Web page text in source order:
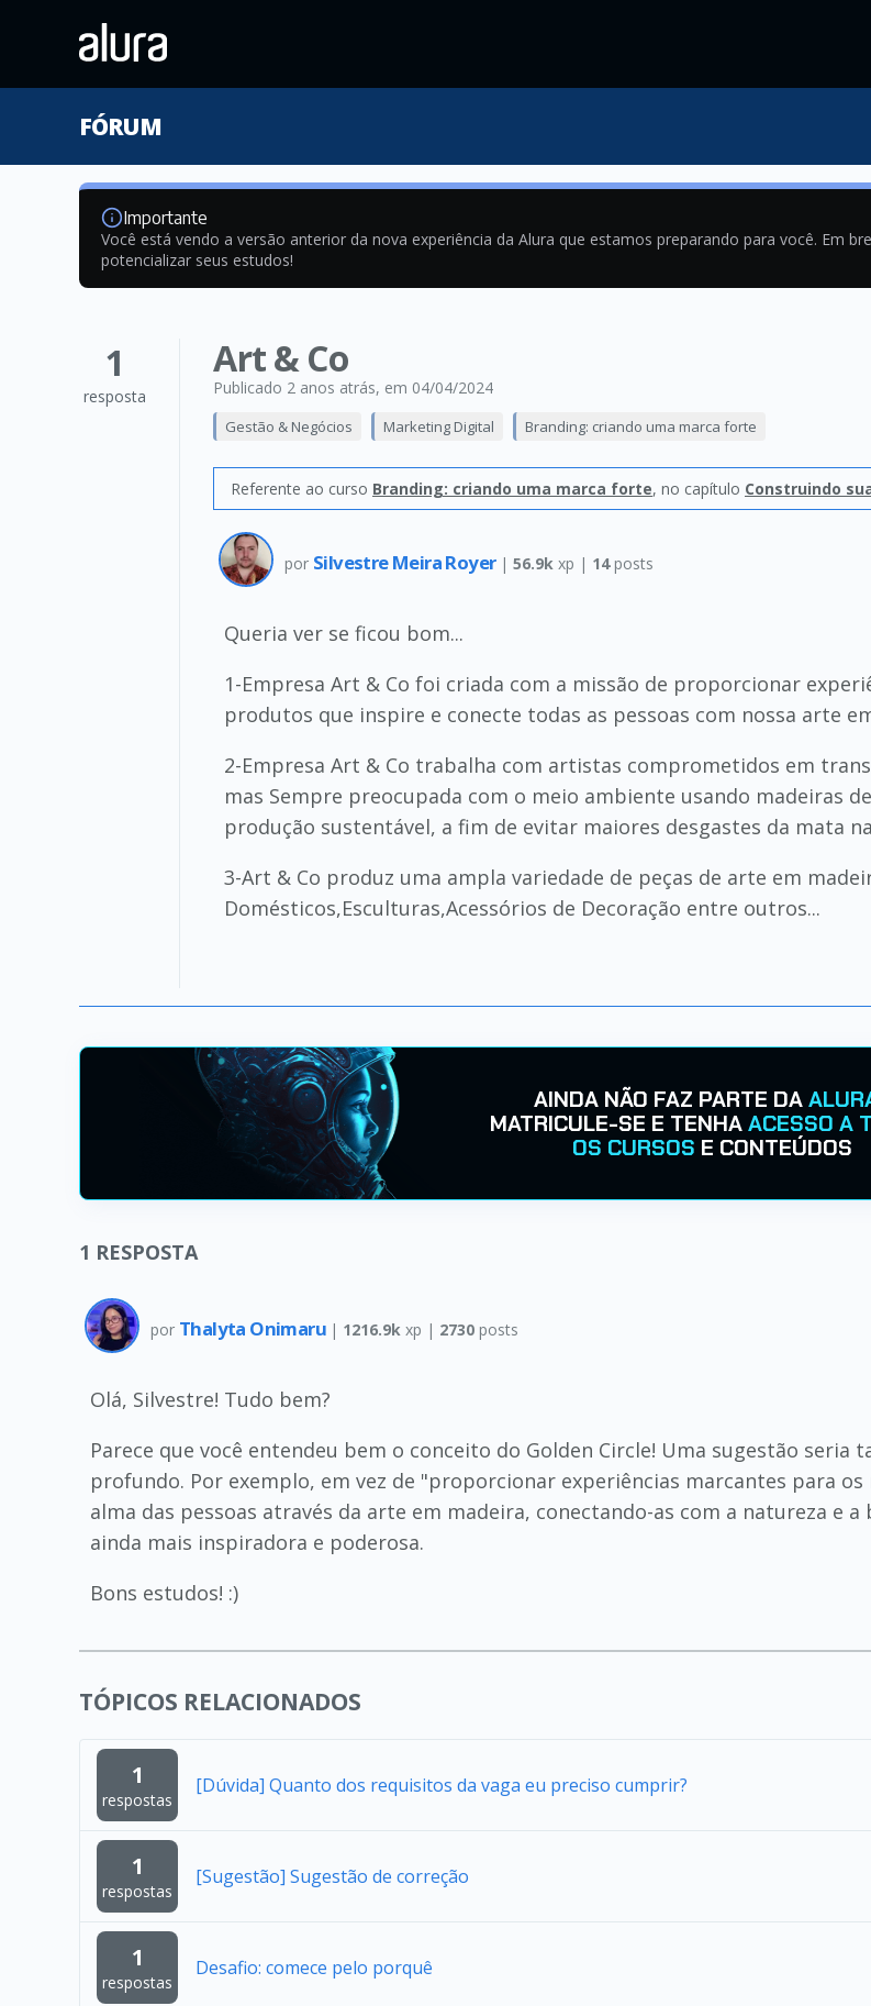
FÓRUM
Importante
Você está vendo a versão anterior da nova experiência da Alura que estamos preparando para você. Em
potencializar seus estudos!
1
resposta
Art & Co
Publicado 2 anos atrás, em 04/04/2024
Gestão & Negócios Marketing Digital Branding: criando uma marca forte
Referente ao curso Branding: criando uma marca forte, no capítulo Construindo
por Silvestre Meira Royer | 56.9k xp | 14posts
Queria ver se ficou bom...
1-Empresa Art & Co foi criada com a missão de proporcionar
produtos que inspire e conecte todas as pessoas com nossa arte
2-Empresa Art & Co trabalha com artistas comprometidos em
mas Sempre preocupada com o meio ambiente usando madeiras
produção sustentável, a fim de evitar maiores desgastes da mata
3-Art & Co produz uma ampla variedade de peças de arte em
Domésticos,Esculturas,Acessórios de Decoração entre outros...
AINDA NÃO FAZ PARTE DA
MATRICULE-SE E TENHAACESSO A
OS CURSOS E CONTEÚDOS
1 RESPOSTA
por Thalyta Onimaru | 1216.9k xp | 2730 posts
Olá, Silvestre! Tudo bem?
Parece que você entendeu bem o conceito do Golden Circle! Uma sugestão
profundo. Por exemplo, em vez de "proporcionar experiências marcantes para
alma das pessoas através da arte em madeira, conectando-as com a natureza e
ainda mais inspiradora e poderosa.
Bons estudos! :)
TÓPICOS RELACIONADOS
1
respostas
[Dúvida] Quanto dos requisitos da vaga eu preciso cumprir?
1
respostas
[Sugestão] Sugestão de correção
1
respostas
Desafio: comece pelo porquê